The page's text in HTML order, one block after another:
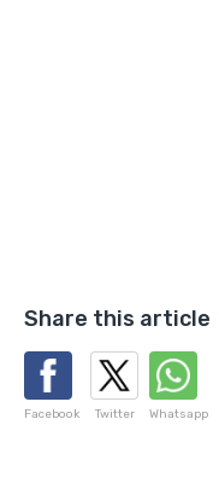
Share this article
Facebook Twitter Whatsapp